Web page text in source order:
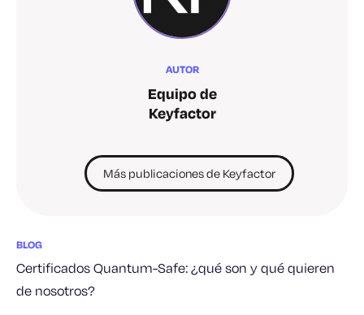
AUTOR
Equipo de
Keyfactor
Más publicaciones de Keyfactor
BLOG
Certificados Quantum-Safe: ¿qué son y qué quieren
de nosotros?